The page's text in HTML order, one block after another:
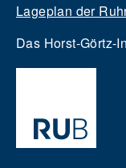
Lageplan der
Das Horst-Görtz-